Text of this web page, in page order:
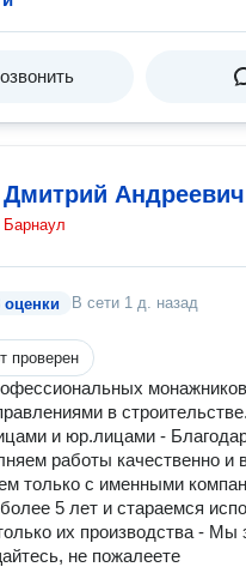
Дмитрий
Барнаул
оценки В сети 1 д. назад
проверен
в
и юр.лицами -
работы качественно и
только с именными
5 лет и стараемся
их производства - Мы
не пожалеете